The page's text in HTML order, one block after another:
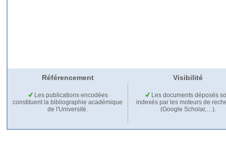
Référencement Visibilité
Les publications encodées
constituent la bibliographie académique
de l'Université.
Les documents déposés
indexés par les moteurs de
(Google Scholar,…).